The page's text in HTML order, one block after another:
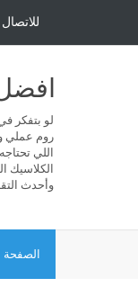
للاتصال
لو بتفكر
روم عملي
اللي
الكلاسيك
وأحدث
الصفحة